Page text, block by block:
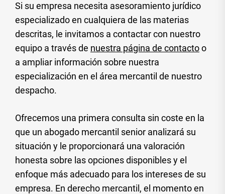
Si su empresa necesita asesoramiento jurídico
especializado en cualquiera de las materias
descritas, le invitamos a contactar con nuestro
equipo a través de nuestra página de contactoo
a ampliar información sobre nuestra
especialización en el área mercantil de nuestro
despacho.
Ofrecemos una primera consulta sin coste en la
que un abogado mercantil senior analizará su
situación y le proporcionará una valoración
honesta sobre las opciones disponibles y el
enfoque más adecuado para los intereses de su
empresa. En derecho mercantil, el momento en